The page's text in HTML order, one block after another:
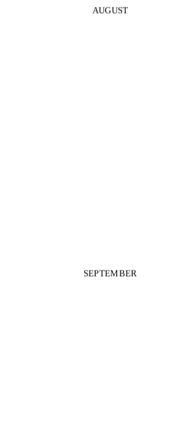
AUGUST
SEPTEMBER